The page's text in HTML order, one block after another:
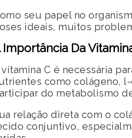
seu papel no
ideais, muitos
Importância Da
vitamina C é necessária
como colágeno,
do metabolismo
relação direta com o
conjuntivo,